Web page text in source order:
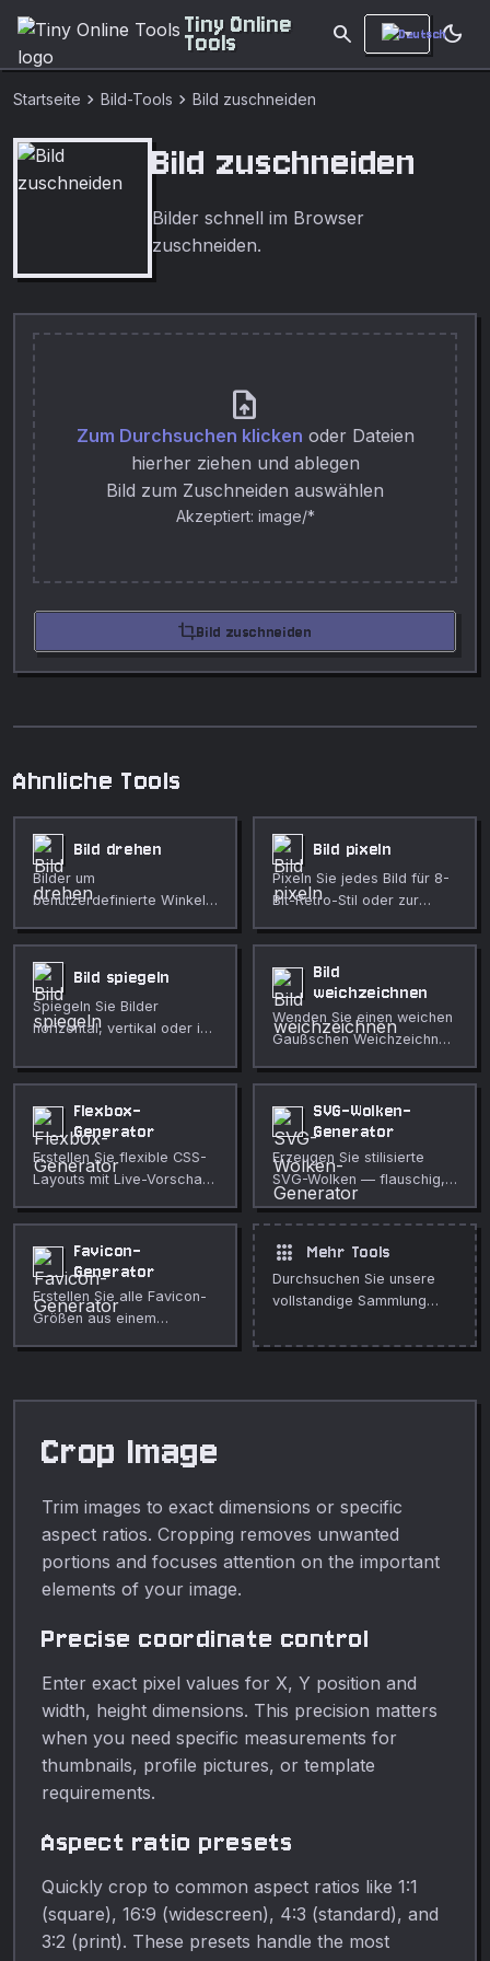
Tiny Online
Tools search dark_mode
Startseite chevron_right Bild-Tools chevron_right Bild zuschneiden
Bild zuschneiden
Bilder schnell im Browser
zuschneiden.
upload_file
Zum Durchsuchen klicken oder Dateien
hierher ziehen und ablegen
Bild zum Zuschneiden auswählen
Akzeptiert: image/*
cropBild zuschneiden
Ahnliche Tools
Bild drehen
Bilder um
benutzerdefinierte Winkel
Bild pixeln
Pixeln Sie jedes Bild für 8-
Bit-Retro-Stil oder zur
Blockgröße einstellbar, im
Browser.
Bild spiegeln
Spiegeln Sie Bilder
horizontal, vertikal oder in
Bild
weichzeichnen
Wenden Sie einen weichen
Gaußschen Weichzeichner
an. Einstellbarer Radius,
Live-Vorschau, vollständig
privat.
Flexbox-
Generator
Erstellen Sie flexible CSS-
Layouts mit Live-Vorschau
SVG-Wolken-
Generator
Erzeugen Sie stilisierte
SVG-Wolken — flauschig,
Cartoon, minimal und Pixel
— mit anpassbaren
Farben, Verläufen und
Größen. Perfekt für
Illustrationen, Wetter-UIs
und Hintergründe.
Favicon-
Generator
Erstellen Sie alle Favicon-
Größen aus einem
apps Mehr Tools
Durchsuchen Sie unsere
vollstandige Sammlung
Crop Image
Trim images to exact dimensions or specific
aspect ratios. Cropping removes unwanted
portions and focuses attention on the important
elements of your image.
Precise coordinate control
Enter exact pixel values for X, Y position and
width, height dimensions. This precision matters
when you need specific measurements for
thumbnails, profile pictures, or template
requirements.
Aspect ratio presets
Quickly crop to common aspect ratios like 1:1
(square), 16:9 (widescreen), 4:3 (standard), and
3:2 (print). These presets handle the most